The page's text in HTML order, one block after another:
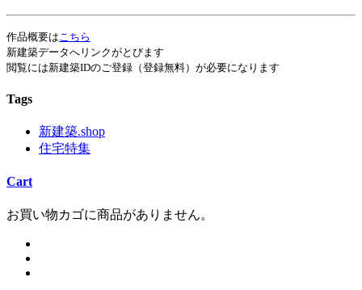
作品概要は こちら
新建築データへリンクがとびます
閲覧には新建築IDのご登録（登録無料）が必要になります
Tags
新建築.shop
住宅特集
Cart
お買い物カゴに商品がありません。